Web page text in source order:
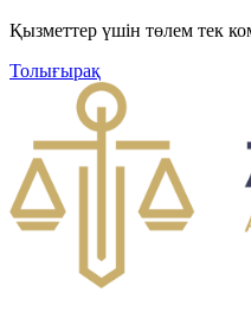
Қызметтер үшін төлем тек
Толығырақ